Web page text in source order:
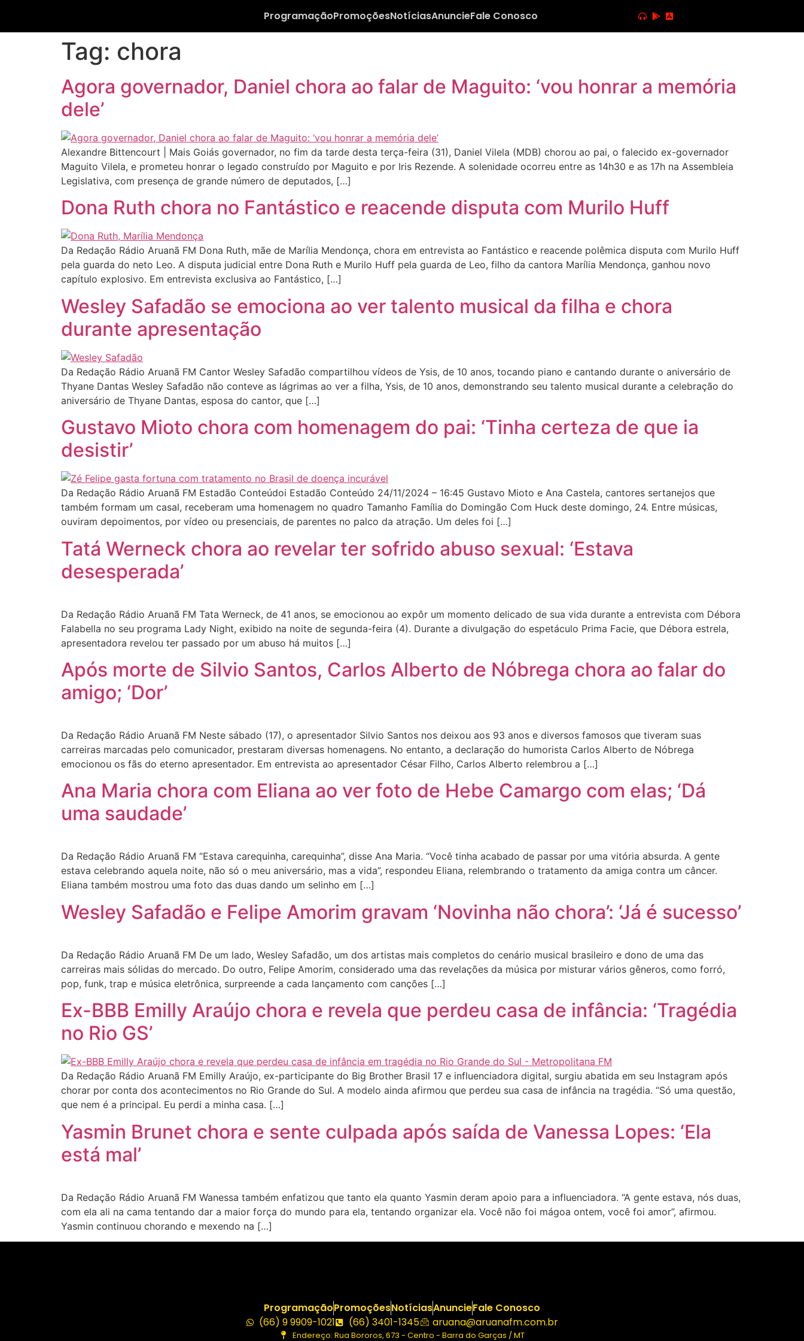
ProgramaçãoPromoçõesNotíciasAnuncieFale Conosco
Tag: chora
Agora governador, Daniel chora ao falar de Maguito: ‘vou honrar a memória
dele’
Alexandre Bittencourt | Mais Goiás governador, no fim da tarde desta terça-feira (31), Daniel Vilela (MDB) chorou ao pai, o falecido ex-governador
Maguito Vilela, e prometeu honrar o legado construído por Maguito e por Iris Rezende. A solenidade ocorreu entre as 14h30 e as 17h na Assembleia
Legislativa, com presença de grande número de deputados, […]
Dona Ruth chora no Fantástico e reacende disputa com Murilo Huff
Da Redação Rádio Aruanã FM Dona Ruth, mãe de Marília Mendonça, chora em entrevista ao Fantástico e reacende polêmica disputa com Murilo Huff
pela guarda do neto Leo. A disputa judicial entre Dona Ruth e Murilo Huff pela guarda de Leo, filho da cantora Marília Mendonça, ganhou novo
capítulo explosivo. Em entrevista exclusiva ao Fantástico, […]
Wesley Safadão se emociona ao ver talento musical da filha e chora
durante apresentação
Da Redação Rádio Aruanã FM Cantor Wesley Safadão compartilhou vídeos de Ysis, de 10 anos, tocando piano e cantando durante o aniversário de
Thyane Dantas Wesley Safadão não conteve as lágrimas ao ver a filha, Ysis, de 10 anos, demonstrando seu talento musical durante a celebração do
aniversário de Thyane Dantas, esposa do cantor, que […]
Gustavo Mioto chora com homenagem do pai: ‘Tinha certeza de que ia
desistir’
Da Redação Rádio Aruanã FM Estadão Conteúdoi Estadão Conteúdo 24/11/2024 – 16:45 Gustavo Mioto e Ana Castela, cantores sertanejos que
também formam um casal, receberam uma homenagem no quadro Tamanho Família do Domingão Com Huck deste domingo, 24. Entre músicas,
ouviram depoimentos, por vídeo ou presenciais, de parentes no palco da atração. Um deles foi […]
Tatá Werneck chora ao revelar ter sofrido abuso sexual: ‘Estava
desesperada’
Da Redação Rádio Aruanã FM Tata Werneck, de 41 anos, se emocionou ao expôr um momento delicado de sua vida durante a entrevista com Débora
Falabella no seu programa Lady Night, exibido na noite de segunda-feira (4). Durante a divulgação do espetáculo Prima Facie, que Débora estrela,
apresentadora revelou ter passado por um abuso há muitos […]
Após morte de Silvio Santos, Carlos Alberto de Nóbrega chora ao falar do
amigo; ‘Dor’
Da Redação Rádio Aruanã FM Neste sábado (17), o apresentador Silvio Santos nos deixou aos 93 anos e diversos famosos que tiveram suas
carreiras marcadas pelo comunicador, prestaram diversas homenagens. No entanto, a declaração do humorista Carlos Alberto de Nóbrega
emocionou os fãs do eterno apresentador. Em entrevista ao apresentador César Filho, Carlos Alberto relembrou a […]
Ana Maria chora com Eliana ao ver foto de Hebe Camargo com elas; ‘Dá
uma saudade’
Da Redação Rádio Aruanã FM “Estava carequinha, carequinha”, disse Ana Maria. “Você tinha acabado de passar por uma vitória absurda. A gente
estava celebrando aquela noite, não só o meu aniversário, mas a vida”, respondeu Eliana, relembrando o tratamento da amiga contra um câncer.
Eliana também mostrou uma foto das duas dando um selinho em […]
Wesley Safadão e Felipe Amorim gravam ‘Novinha não chora’: ‘Já é sucesso’
Da Redação Rádio Aruanã FM De um lado, Wesley Safadão, um dos artistas mais completos do cenário musical brasileiro e dono de uma das
carreiras mais sólidas do mercado. Do outro, Felipe Amorim, considerado uma das revelações da música por misturar vários gêneros, como forró,
pop, funk, trap e música eletrônica, surpreende a cada lançamento com canções […]
Ex-BBB Emilly Araújo chora e revela que perdeu casa de infância: ‘Tragédia
no Rio GS’
Da Redação Rádio Aruanã FM Emilly Araújo, ex-participante do Big Brother Brasil 17 e influenciadora digital, surgiu abatida em seu Instagram após
chorar por conta dos acontecimentos no Rio Grande do Sul. A modelo ainda afirmou que perdeu sua casa de infância na tragédia. “Só uma questão,
que nem é a principal. Eu perdi a minha casa. […]
Yasmin Brunet chora e sente culpada após saída de Vanessa Lopes: ‘Ela
está mal’
Da Redação Rádio Aruanã FM Wanessa também enfatizou que tanto ela quanto Yasmin deram apoio para a influenciadora. “A gente estava, nós duas,
com ela ali na cama tentando dar a maior força do mundo para ela, tentando organizar ela. Você não foi mágoa ontem, você foi amor”, afirmou.
Yasmin continuou chorando e mexendo na […]
ProgramaçãoPromoçõesNotíciasAnuncieFale Conosco
(66) 9 9909-1021
(66) 3401-1345 aruana@aruanafm.com.br
Endereço: Rua Bororos, 673 - Centro - Barra do Garças / MT